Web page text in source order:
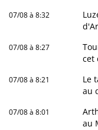
07/08 à 8:32
07/08 à 8:27
cet
07/08 à 8:21
Le
au
07/08 à 8:01
au